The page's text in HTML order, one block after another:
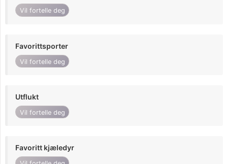
Vil fortelle deg
Favorittsporter
Vil fortelle deg
Utflukt
Vil fortelle deg
Favoritt kjæledyr